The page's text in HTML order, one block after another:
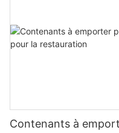
Contenants à